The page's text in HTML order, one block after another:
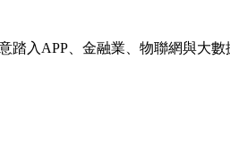
入APP、金融業、物聯網與大